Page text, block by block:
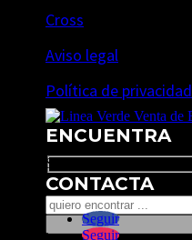
Cross
Aviso legal
Política de privacidad
ENCUENTRA
Search
CONTACTA
Seguir
Seguir